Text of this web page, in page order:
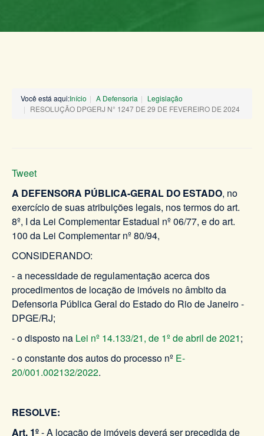
Você está aqui:Início A Defensoria
Legislação
RESOLUÇÃO DPGERJ N° 1247 DE 29 DE FEVEREIRO DE 2024
Tweet
A DEFENSORA PÚBLICA-GERAL DO ESTADO, no
exercício de suas atribuições legais, nos termos do art.
8º, I da Lei Complementar Estadual nº 06/77, e do art.
100 da Lei Complementar nº 80/94,
CONSIDERANDO:
- a necessidade de regulamentação acerca dos
procedimentos de locação de imóveis no âmbito da
Defensoria Pública Geral do Estado do Rio de Janeiro -
DPGE/RJ;
-o disposto na Lei nº 14.133/21, de 1º de abril de 2021;
- o constante dos autos do processo nº E-
20/001.002132/2022.
RESOLVE:
Art. 1º-A locação de imóveis deverá ser precedida de